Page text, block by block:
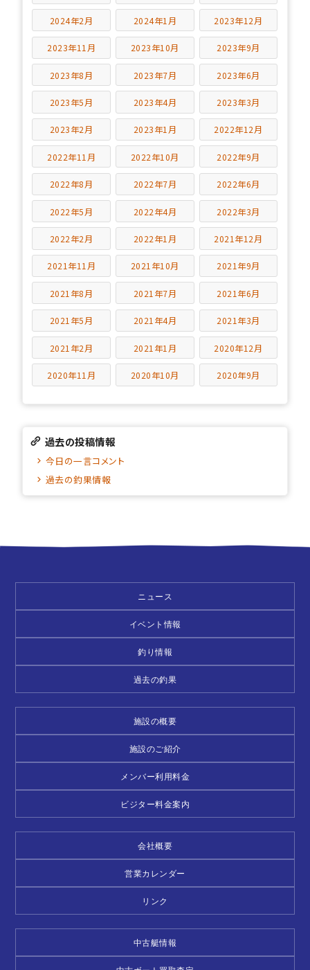
2024年2月 2024年1月 2023年12月
2023年11月 2023年10月 2023年9月
2023年8月 2023年7月 2023年6月
2023年5月 2023年4月 2023年3月
2023年2月 2023年1月 2022年12月
2022年11月 2022年10月 2022年9月
2022年8月 2022年7月 2022年6月
2022年5月 2022年4月 2022年3月
2022年2月 2022年1月 2021年12月
2021年11月 2021年10月 2021年9月
2021年8月 2021年7月 2021年6月
2021年5月 2021年4月 2021年3月
2021年2月 2021年1月 2020年12月
2020年11月 2020年10月 2020年9月
過去の投稿情報
今日の一言コメント
過去の釣果情報
ニュース
イベント情報
釣り情報
過去の釣果
施設の概要
施設のご紹介
メンバー利用料金
ビジター料金案内
会社概要
営業カレンダー
リンク
中古艇情報